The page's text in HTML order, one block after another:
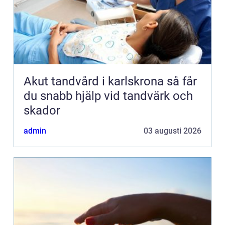
Akut tandvård i karlskrona så får
du snabb hjälp vid tandvärk och
skador
admin 03 augusti 2026